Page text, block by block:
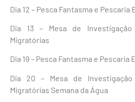
Dia 12 – Pesca Fantasma e Pescaria
Dia 13 – Mesa de
Migratórias
Dia 19 – Pesca Fantasma e Pescaria
Dia 20 – Mesa de
Migratórias Semana da Água